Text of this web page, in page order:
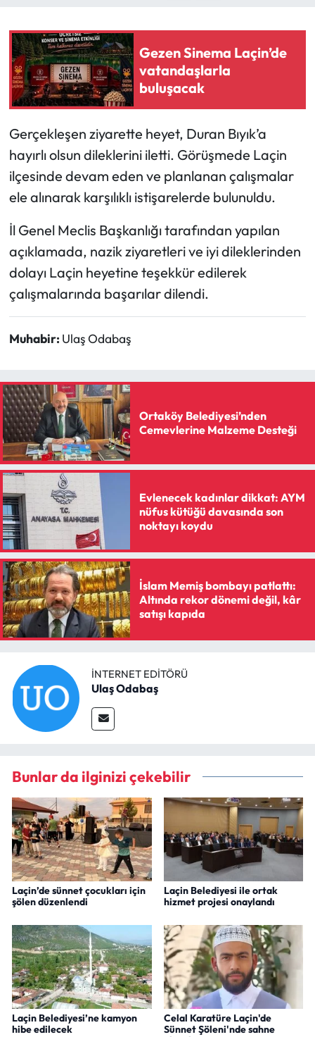
Gezen Sinema Laçin’de
vatandaşlarla
buluşacak
Gerçekleşen ziyarette heyet, Duran Bıyık’a
hayırlı olsun dileklerini iletti. Görüşmede Laçin
ilçesinde devam eden ve planlanan çalışmalar
ele alınarak karşılıklı istişarelerde bulunuldu.
İl Genel Meclis Başkanlığı tarafından yapılan
açıklamada, nazik ziyaretleri ve iyi dileklerinden
dolayı Laçin heyetine teşekkür edilerek
çalışmalarında başarılar dilendi.
Muhabir: Ulaş Odabaş
Ortaköy Belediyesi’nden
Cemevlerine Malzeme Desteği
Evlenecek kadınlar dikkat: AYM
nüfus kütüğü davasında son
noktayı koydu
İslam Memiş bombayı patlattı:
Altında rekor dönemi değil, kâr
satışı kapıda
İNTERNET EDITÖRÜ
Ulaş Odabaş
Bunlar da ilginizi çekebilir
Laçin’de sünnet çocukları için
şölen düzenlendi
Laçin Belediyesi ile ortak
hizmet projesi onaylandı
Laçin Belediyesi’ne kamyon
hibe edilecek
Celal Karatüre Laçin'de
Sünnet Şöleni'nde sahne
Laçin Haberleri
Magazin
Oğuzlar Haberleri
Ortaköy Haberleri
Osmancık Haberleri
Otomotiv
Resmi İlan
Resmi Reklam
Siyaset
Spor
Sungurlu Haberleri
Turizm
Uğurludağ Haberleri
Yaşam
Yayla Haber
Yemek Tarifleri
Yerel Haberler